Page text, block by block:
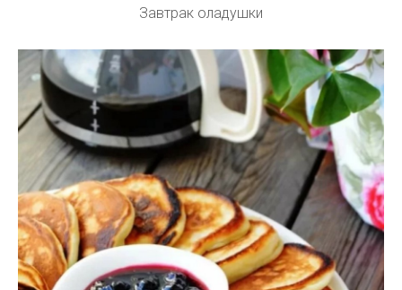
Завтрак оладушки